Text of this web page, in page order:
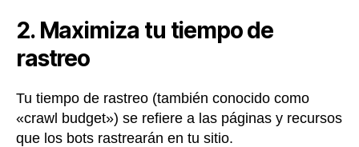
2. Maximiza tu tiempo de
rastreo
Tu tiempo de rastreo (también conocido como
«crawl budget») se refiere a las páginas y recursos
que los bots rastrearán en tu sitio.